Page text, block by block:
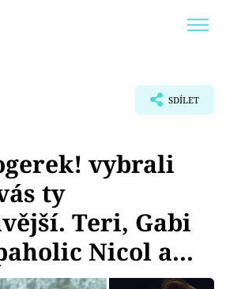
SDÍLET
vybrali
ty
Teri, Gabi
Nicol a...